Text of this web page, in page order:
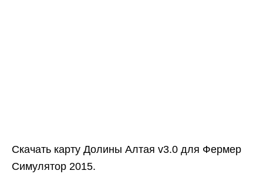
Скачать карту Долины Алтая v3.0 для Фермер
Симулятор 2015.